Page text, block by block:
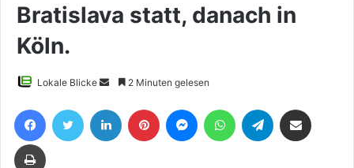
Bratislava statt, danach in
Köln.
Lokale Blicke
Sende
eine
E-
2 Minuten gelesen
FacebookTwitter LinkedIn Pinterest MessengerWhatsAppTelegram
Drucken